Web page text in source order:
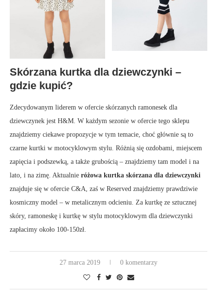
Skórzana kurtka dla dziewczynki –
gdzie kupić?
Zdecydowanym liderem w ofercie skórzanych ramonesek dla
dziewczynek jest H&M. W każdym sezonie w ofercie tego sklepu
znajdziemy ciekawe propozycje w tym temacie, choć głównie są to
czarne kurtki w motocyklowym stylu. Różnią się ozdobami, miejscem
zapięcia i podszewką, a także grubością – znajdziemy tam model i na
lato, i na zimę. Aktualnie różowa kurtka skórzana dla dziewczynki
znajduje się w ofercie C&A, zaś w Reserved znajdziemy prawdziwie
kosmiczny model – w metalicznym odcieniu. Za kurtkę ze sztucznej
skóry, ramoneskę i kurtkę w stylu motocyklowym dla dziewczynki
zapłacimy około 100-150zł.
27 marca 2019 0 komentarzy